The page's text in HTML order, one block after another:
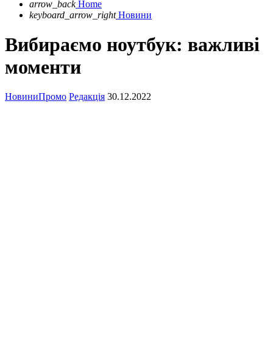
arrow_back Home
keyboard_arrow_right Новини
Вибираємо ноутбук: важливі
моменти
НовиниПромо Редакція 30.12.2022